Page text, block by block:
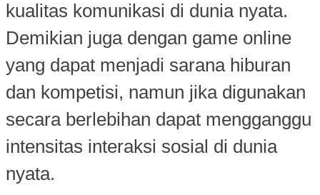
kualitas komunikasi di dunia nyata.
Demikian juga dengan game online
yang dapat menjadi sarana hiburan
dan kompetisi, namun jika digunakan
secara berlebihan dapat mengganggu
intensitas interaksi sosial di dunia
nyata.